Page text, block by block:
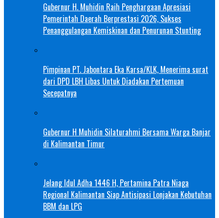
Gubernur H. Muhidin Raih Penghargaan Apresiasi
Pemerintah Daerah Berprestasi 2026, Sukses
Penanggulangan Kemiskinan dan Penurunan Stunting
Pimpinan PT. Jabontara Eka Karsa/KLK, Menerima surat
dari DPD LBH Libas Untuk Diadakan Pertemuan
Secepatnya
Gubernur H Muhidin Silaturahmi Bersama Warga Banjar
di Kalimantan Timur
Jelang Idul Adha 1446 H, Pertamina Patra Niaga
Regional Kalimantan Siap Antisipasi Lonjakan Kebutuhan
BBM dan LPG